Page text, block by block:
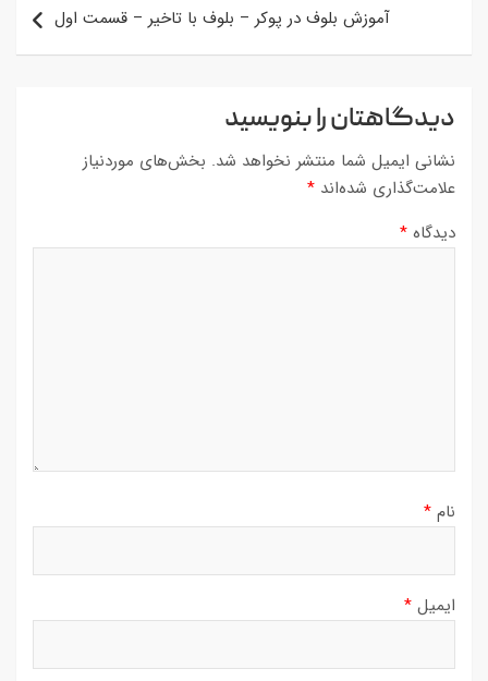
آموزش بلوف در پوکر – بلوف با تاخیر – قسمت اول
دیدگاهتان را بنویسید
نشانی ایمیل شما منتشر نخواهد شد. بخش‌های موردنیاز
علامت‌گذاری شده‌اند *
دیدگاه *
نام *
ایمیل *